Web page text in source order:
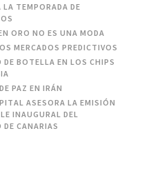
LA TEMPORADA DE
ORO NO ES UNA MODA
MERCADOS PREDICTIVOS
DE BOTELLA EN LOS CHIPS
PAZ EN IRÁN
ASESORA LA EMISIÓN
INAUGURAL DEL
DE CANARIAS